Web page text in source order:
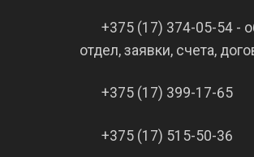
+375 (17) 374-05-54 -
отдел, заявки, счета,
+375 (17) 399-17-65
+375 (17) 515-50-36